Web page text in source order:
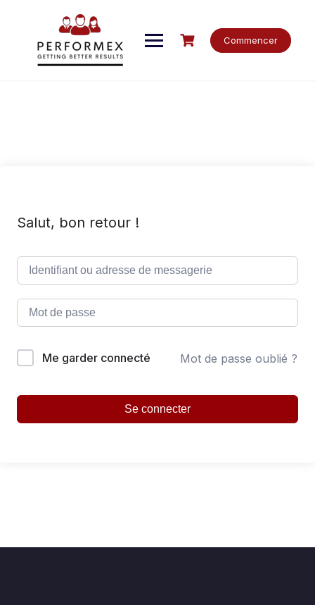
Commencer
Salut, bon retour !
Me garder connecté Mot de passe oublié ?
Se connecter